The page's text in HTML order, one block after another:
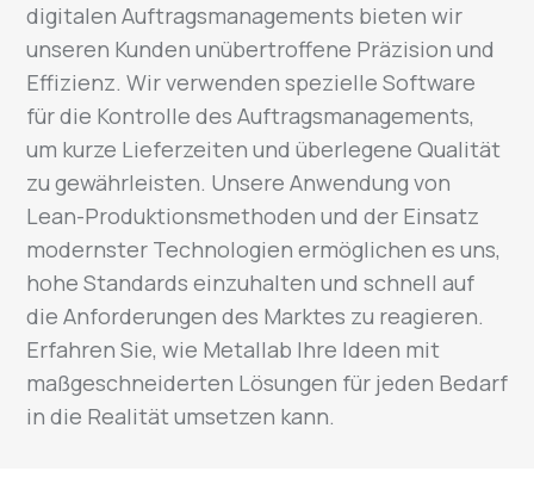
digitalen Auftragsmanagements bieten wir
unseren Kunden unübertroffene Präzision und
Effizienz. Wir verwenden spezielle Software
für die Kontrolle des Auftragsmanagements,
um kurze Lieferzeiten und überlegene Qualität
zu gewährleisten. Unsere Anwendung von
Lean-Produktionsmethoden und der Einsatz
modernster Technologien ermöglichen es uns,
hohe Standards einzuhalten und schnell auf
die Anforderungen des Marktes zu reagieren.
Erfahren Sie, wie Metallab Ihre Ideen mit
maßgeschneiderten Lösungen für jeden Bedarf
in die Realität umsetzen kann.